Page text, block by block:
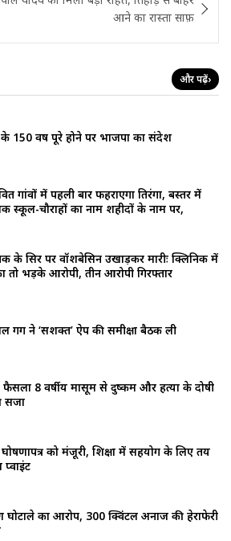
आने का रास्ता साफ़
और पढ़ें›
के 150 वर्ष पूरे होने पर भाजपा का संदेश
गांवों में पहली बार फहराएगा तिरंगा, बस्तर में
स्कूल-चौराहों का नाम शहीदों के नाम पर,
के सिर पर वॉशबेसिन उखाड़कर मारीः क्लिनिक में
तो भड़के आरोपी, तीन आरोपी गिरफ्तार
गर्ग ने ‘सशक्त’ ऐप की समीक्षा बैठक ली
फैसला 8 वर्षीय मासूम से दुष्कर्म और हत्या के दोषी
सजा
घोषणापत्र को मंजूरी, शिक्षा में सहयोग के लिए तय
घोटाले का आरोप, 300 क्विंटल अनाज की हेराफेरी